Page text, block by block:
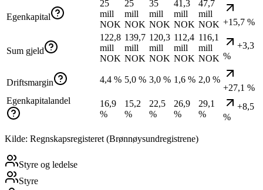
Egenkapital
25
mill
NOK
25
mill
NOK
35
mill
NOK
41,3
mill
NOK
47,7
mill
NOK +15,7 %
Sum gjeld
122,8
mill
NOK
139,7
mill
NOK
120,3
mill
NOK
112,4
mill
NOK
116,1
mill
NOK
+3,3
%
Driftsmargin 4,4 % 5,0 % 3,0 % 1,6 % 2,0 %
+27,1 %
Egenkapitalandel
16,9
%
15,2
%
22,5
%
26,9
%
29,1
%
+8,5
%
Kilde: Regnskapsregisteret (Brønnøysundregistrene)
Styre og ledelse
Styre